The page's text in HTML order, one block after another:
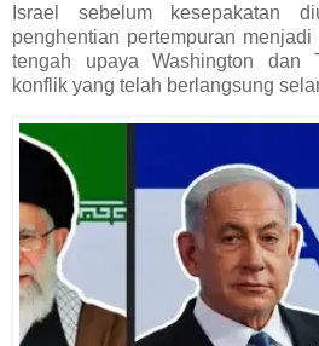
Israel sebelum kesepakatan
penghentian pertempuran
tengah upaya Washington dan
konflik yang telah berlangsung